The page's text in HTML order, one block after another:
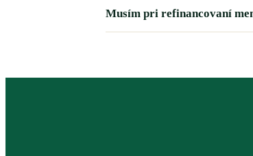
Musím pri refinancovaní